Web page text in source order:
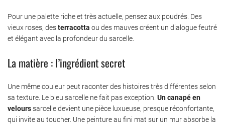
Pour une palette riche et très actuelle, pensez aux poudrés. Des
vieux roses, desterracotta ou des mauves créent un dialogue feutré
et élégant avec la profondeur du sarcelle.
La matière : l’ingrédient secret
Une même couleur peut raconter des histoires très différentes selon
sa texture. Le bleu sarcelle ne fait pas exception. Un canapé en
velourssarcelle devient une pièce luxueuse, presque réconfortante,
qui invite au toucher. Une peinture au fini mat sur un mur absorbe la